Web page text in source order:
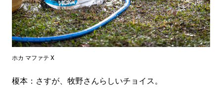
ホカ マファテ X
榎本：さすが、牧野さんらしいチョイス。